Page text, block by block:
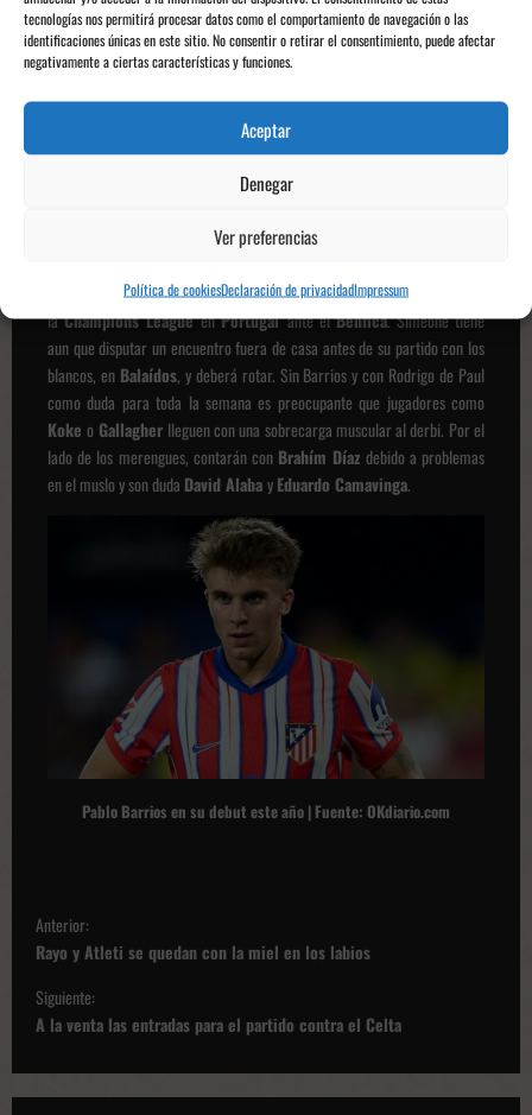
tecnologías nos permitirá procesar datos como el comportamiento de navegación o las
identificaciones únicas en este sitio. No consentir o retirar el consentimiento, puede afectar
negativamente a ciertas características y funciones.
Aceptar
Denegar
Ver preferencias
Política de cookiesDeclaración de privacidadImpressum
@atleticodemadrid vía instagram
Los locales no cuentan con muchos lesionados relevantes en plantilla,
. La zona del centro del campo es una de las
Paul, Connor Gallagher, Marcos Llorente
semanas, con jornadas de liga intersemanales y el segundo de partido de
laChampions LeagueenPortugalante elBenfica. Simeone tiene
aun que disputar un encuentro fuera de casa antes de su partido con los
blancos, en Balaídos, y deberá rotar. Sin Barrios y con Rodrigo de Paul
como duda para toda la semana es preocupante que jugadores como
Kokeo Gallagher lleguen con una sobrecarga muscular al derbi. Por el
lado de los merengues, contarán con Brahím Díaz debido a problemas
en el muslo y son duda David AlabayEduardo Camavinga.
Pablo Barrios en su debut este año | Fuente: OKdiario.com
N
a
v
e
a
Anterior:
Rayo y Atleti se quedan con la miel en los labios
Siguiente:
A la venta las entradas para el partido contra el Celta